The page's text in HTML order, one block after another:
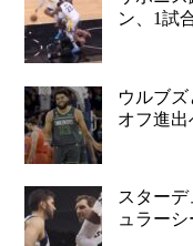
ン、1試
ウルブ
オフ進出
スター
ュラー